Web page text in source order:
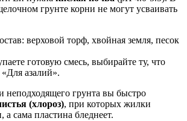
грунте корни не могут усваивать
верховой торф, хвойная земля, песок
готовую смесь, выбирайте ту, что
азалий».
неподходящего грунта вы быстро
(хлороз), при которых жилки
а сама пластина бледнеет.